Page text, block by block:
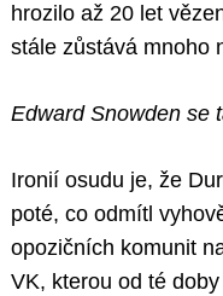
hrozilo až 20 let
stále zůstává mnoho
Edward Snowden se
Ironií osudu je, že
poté, co odmítl
opozičních komunit
VK, kterou od té